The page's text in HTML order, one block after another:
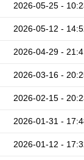
2026-05-25 -
2026-05-12 -
2026-04-29 -
2026-03-16 -
2026-02-15 -
2026-01-31 -
2026-01-12 -